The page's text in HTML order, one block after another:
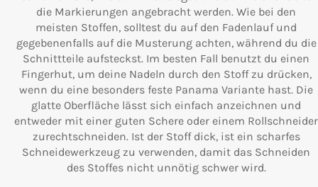
die Markierungen angebracht werden. Wie bei den
meisten Stoffen, solltest du auf den Fadenlauf und
gegebenenfalls auf die Musterung achten, während du die
Schnittteile aufsteckst. Im besten Fall benutzt du einen
Fingerhut, um deine Nadeln durch den Stoff zu drücken,
wenn du eine besonders feste Panama Variante hast. Die
glatte Oberfläche lässt sich einfach anzeichnen und
entweder mit einer guten Schere oder einem Rollschneider
zurechtschneiden. Ist der Stoff dick, ist ein scharfes
Schneidewerkzeug zu verwenden, damit das Schneiden
des Stoffes nicht unnötig schwer wird.